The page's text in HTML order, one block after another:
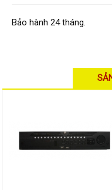
Bảo hành 24 tháng.